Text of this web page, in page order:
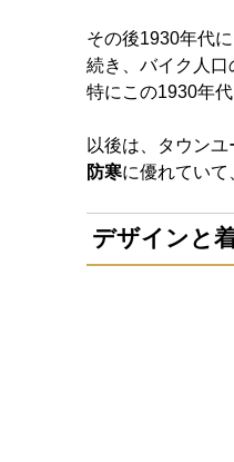
その後1930年代
続き、バイク人口
特にこの1930年
以後は、タウン
防寒に優れていて
デザインと